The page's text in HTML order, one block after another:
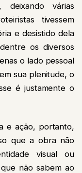
deixando várias
tivessem
e desistido dela
os diversos
o lado pessoal
sua plenitude, o
é justamente o
e ação, portanto,
que a obra não
visual ou
não sabem ao